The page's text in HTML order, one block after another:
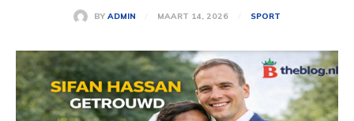
BY ADMIN MAART 14, 2026 SPORT